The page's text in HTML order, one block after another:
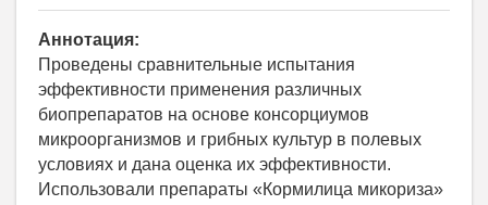
Аннотация:
Проведены сравнительные испытания
эффективности применения различных
биопрепаратов на основе консорциумов
микроорганизмов и грибных культур в полевых
условиях и дана оценка их эффективности.
Использовали препараты «Кормилица микориза»